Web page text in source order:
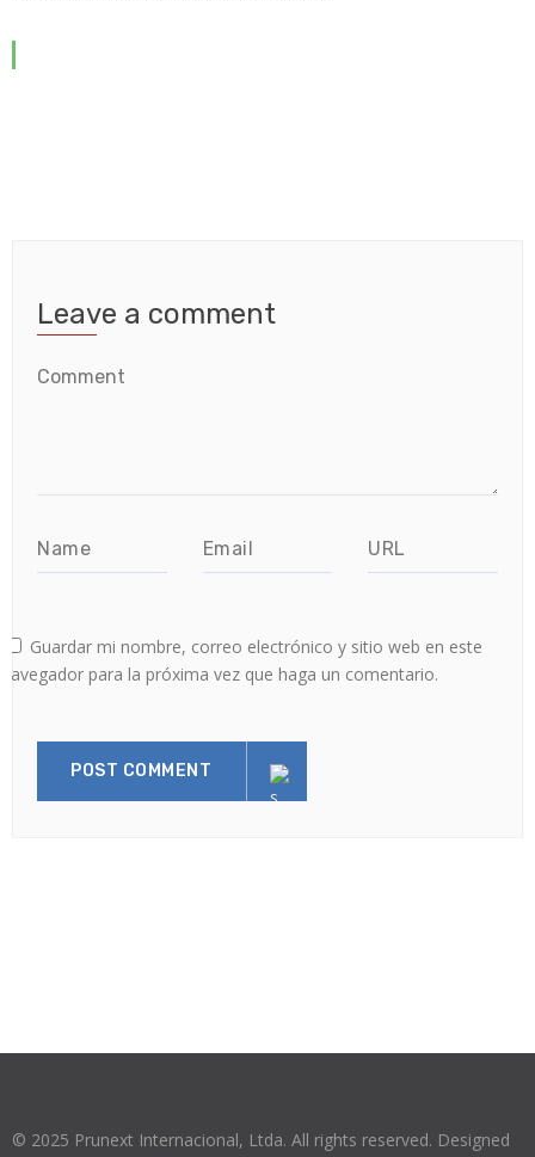
Leave a comment
Guardar mi nombre, correo electrónico y sitio web en este
navegador para la próxima vez que haga un comentario.
© 2025 Prunext Internacional, Ltda. All rights reserved. Designed